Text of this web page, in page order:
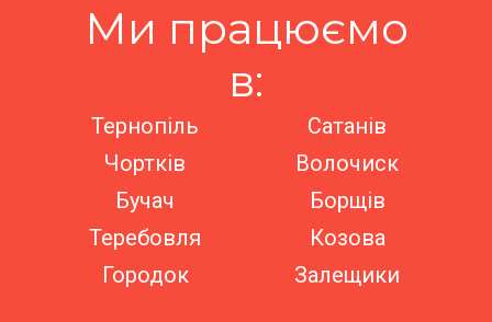
Ми працюємо
в:
Тернопіль
Чортків
Бучач
Теребовля
Городок
Сатанів
Волочиск
Борщів
Козова
Залещики